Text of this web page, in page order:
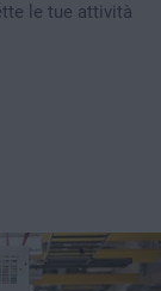
le tue attività